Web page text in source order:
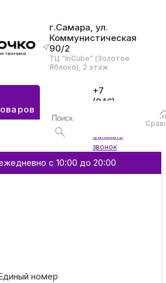
г.Самара, ул.
Коммунистическая
90/2
ТЦ “InCube” (Золотое
Яблоко), 2 этаж
+7
(846)
Заказать
звонок
с 10:00 до 20:00
номер
Аксессуары
Смартфоны и гаджеты